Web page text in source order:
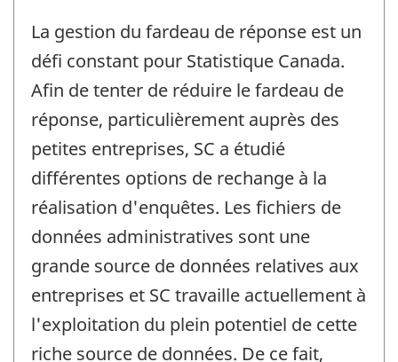
La gestion du fardeau de réponse est un
défi constant pour Statistique Canada.
Afin de tenter de réduire le fardeau de
réponse, particulièrement auprès des
petites entreprises, SC a étudié
différentes options de rechange à la
réalisation d'enquêtes. Les fichiers de
données administratives sont une
grande source de données relatives aux
entreprises et SC travaille actuellement à
l'exploitation du plein potentiel de cette
riche source de données. De ce fait,